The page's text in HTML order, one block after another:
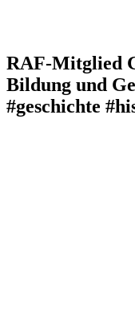
RAF-Mitglied
Bildung und
#geschichte